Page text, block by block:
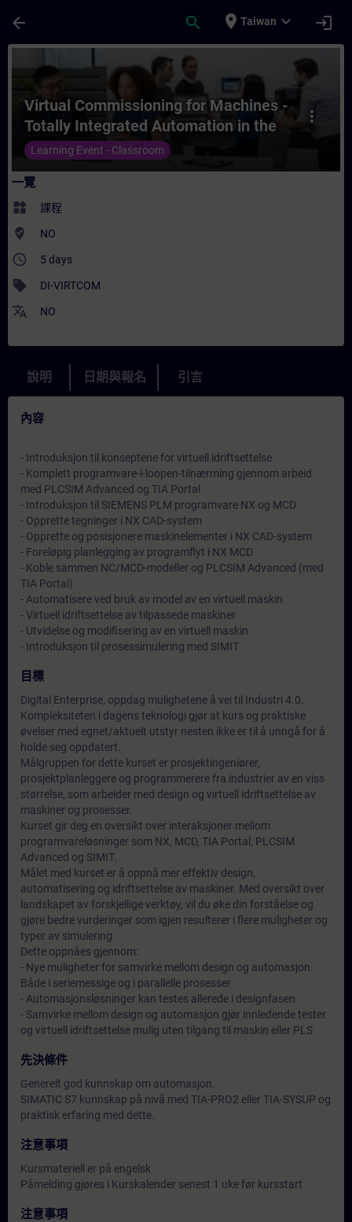
arrow_back search place Taiwan expand_more login
課程 - Virtual Commissioning for
more_vert
Virtual Commissioning for Machines -
Totally Integrated Automation in the
Digital Enterprise
Learning Event - Classroom
一覽
widgets 課程
where_to_vote NO
access_time 5 days
sell DI-VIRTCOM
translate NO
說明 日期與報名 引言
內容
- Introduksjon til konseptene for virtuell idriftsettelse
- Komplett programvare-i-loopen-tilnærming gjennom arbeid
med PLCSIM Advanced og TIA Portal
- Introduksjon til SIEMENS PLM programvare NX og MCD
- Opprette tegninger i NX CAD-system
- Opprette og posisjonere maskinelementer i NX CAD-system
- Foreløpig planlegging av programflyt i NX MCD
- Koble sammen NC/MCD-modeller og PLCSIM Advanced (med
TIA Portal)
- Automatisere ved bruk av model av en virtuell maskin
- Virtuell idriftsettelse av tilpassede maskiner
- Utvidelse og modifisering av en virtuell maskin
- Introduksjon til prosessimulering med SIMIT
目標
Digital Enterprise, oppdag mulighetene å vei til Industri 4.0.
Kompleksiteten i dagens teknologi gjør at kurs og praktiske
øvelser med egnet/aktuelt utstyr nesten ikke er til å unngå for å
holde seg oppdatert.
Målgruppen for dette kurset er prosjektingeniører,
prosjektplanleggere og programmerere fra industrier av en viss
størrelse, som arbeider med design og virtuell idriftsettelse av
maskiner og prosesser.
Kurset gir deg en oversikt over interaksjoner mellom
programvareløsninger som NX, MCD, TIA Portal, PLCSIM
Advanced og SIMIT.
Målet med kurset er å oppnå mer effektiv design,
automatisering og idriftsettelse av maskiner. Med oversikt over
landskapet av forskjellige verktøy, vil du øke din forståelse og
gjøre bedre vurderinger som igjen resulterer i flere muligheter og
typer av simulering
Dette oppnåes gjennom:
- Nye muligheter for samvirke mellom design og automasjon.
Både i seriemessige og i parallelle prosesser
- Automasjonsløsninger kan testes allerede i designfasen
- Samvirke mellom design og automasjon gjør innledende tester
og virtuell idriftsettelse mulig uten tilgang til maskin eller PLS
先決條件
Generelt god kunnskap om automasjon.
SIMATIC S7 kunnskap på nivå med TIA-PRO2 eller TIA-SYSUP og
praktisk erfaring med dette.
注意事項
Kursmateriell er på engelsk
Påmelding gjøres i Kurskalender senest 1 uke før kursstart
注意事項